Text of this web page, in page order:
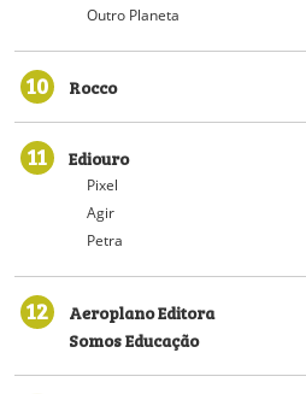
Outro Planeta
10 Rocco
11 Ediouro
Pixel
Agir
Petra
12
Aeroplano Editora
Somos Educação